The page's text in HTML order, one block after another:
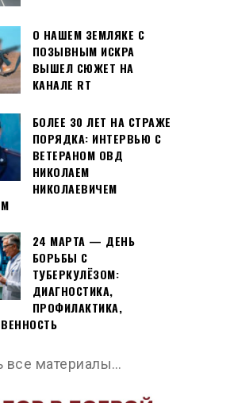
О НАШЕМ ЗЕМЛЯКЕ С
ПОЗЫВНЫМ ИСКРА
ВЫШЕЛ СЮЖЕТ НА
КАНАЛЕ RT
БОЛЕЕ 30 ЛЕТ НА СТРАЖЕ
ПОРЯДКА: ИНТЕРВЬЮ С
ВЕТЕРАНОМ ОВД
НИКОЛАЕМ
НИКОЛАЕВИЧЕМ
24 МАРТА — ДЕНЬ
БОРЬБЫ С
ТУБЕРКУЛЁЗОМ:
ДИАГНОСТИКА,
ПРОФИЛАКТИКА,
все материалы…